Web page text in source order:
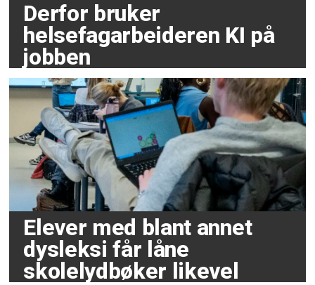
Derfor bruker
helsefagarbeideren KI på
jobben
Elever med blant annet
dysleksi får låne
skolelydbøker likevel